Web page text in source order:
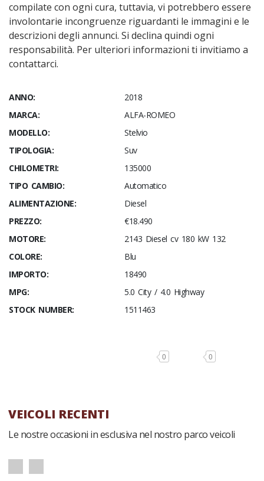
compilate con ogni cura, tuttavia, vi potrebbero essere
involontarie incongruenze riguardanti le immagini e le
descrizioni degli annunci. Si declina quindi ogni
responsabilità. Per ulteriori informazioni ti invitiamo a
contattarci.
ANNO:
2018
MARCA:
ALFA-ROMEO
MODELLO:
Stelvio
TIPOLOGIA:
Suv
CHILOMETRI:
135000
TIPO CAMBIO:
Automatico
ALIMENTAZIONE:
Diesel
PREZZO:
€18.490
MOTORE:
2143 Diesel cv 180 kW 132
COLORE:
Blu
IMPORTO:
18490
MPG:
5.0 City / 4.0 Highway
STOCK NUMBER:
1511463
0 0
VEICOLI RECENTI
Le nostre occasioni in esclusiva nel nostro parco veicoli